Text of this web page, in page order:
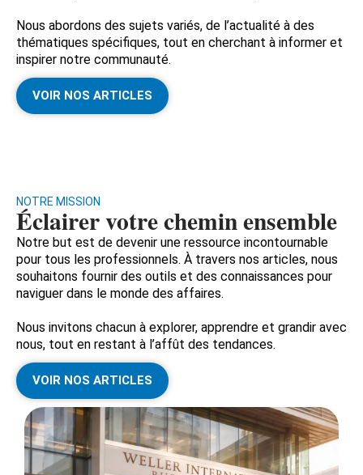
Nous abordons des sujets variés, de l’actualité à des
thématiques spécifiques, tout en cherchant à informer et
inspirer notre communauté.
VOIR NOS ARTICLES
NOTRE MISSION
Éclairer votre chemin ensemble
Notre but est de devenir une ressource incontournable
pour tous les professionnels. À travers nos articles, nous
souhaitons fournir des outils et des connaissances pour
naviguer dans le monde des affaires.
Nous invitons chacun à explorer, apprendre et grandir avec
nous, tout en restant à l’affût des tendances.
VOIR NOS ARTICLES